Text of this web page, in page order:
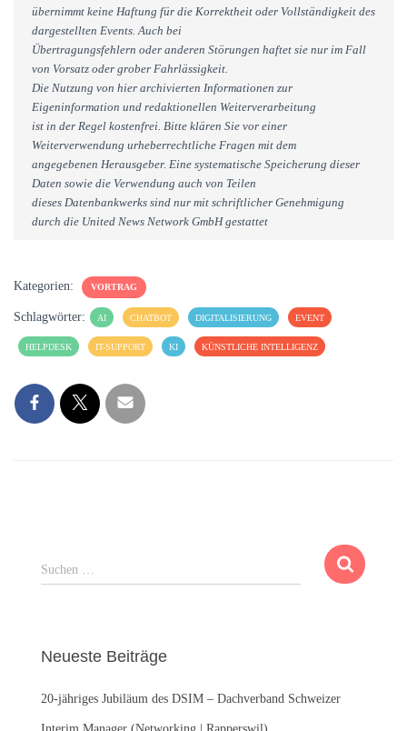
übernimmt keine Haftung für die Korrektheit oder Vollständigkeit des
dargestellten Events. Auch bei
Übertragungsfehlern oder anderen Störungen haftet sie nur im Fall
von Vorsatz oder grober Fahrlässigkeit.
Die Nutzung von hier archivierten Informationen zur
Eigeninformation und redaktionellen Weiterverarbeitung
ist in der Regel kostenfrei. Bitte klären Sie vor einer
Weiterverwendung urheberrechtliche Fragen mit dem
angegebenen Herausgeber. Eine systematische Speicherung dieser
Daten sowie die Verwendung auch von Teilen
dieses Datenbankwerks sind nur mit schriftlicher Genehmigung
durch die United News Network GmbH gestattet
Kategorien: VORTRAG
Schlagwörter: AI CHATBOT DIGITALISIERUNG EVENT
HELPDESK IT-SUPPORT KI KÜNSTLICHE INTELLIGENZ
S
u
n
a
c
Suchen …
Neueste Beiträge
20-jähriges Jubiläum des DSIM – Dachverband Schweizer